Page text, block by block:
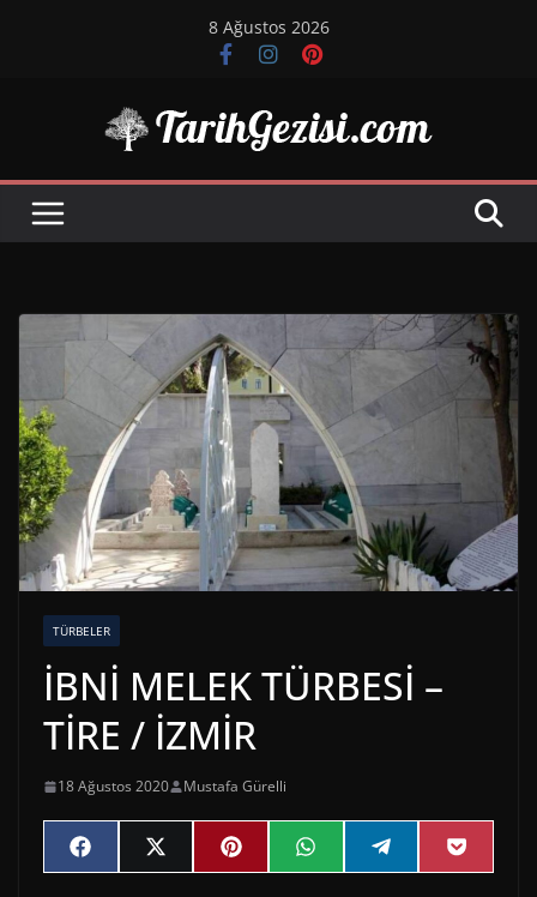
8 Ağustos 2026
TÜRBELER
İBNİ MELEK TÜRBESİ –
TİRE / İZMİR
18 Ağustos 2020 Mustafa Gürelli
Share
on
F
a
Share
on
X
(
Share
on
P
i
Share
on
W
h
Share
on
e
Share
on
P
o